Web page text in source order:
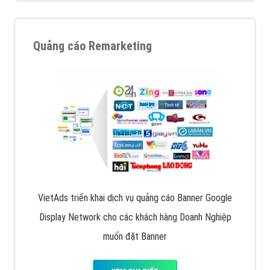
Quảng cáo Remarketing
VietAds triển khai dịch vụ quảng cáo Banner Google
Display Network cho các khách hàng Doanh Nghiệp
muốn đặt Banner